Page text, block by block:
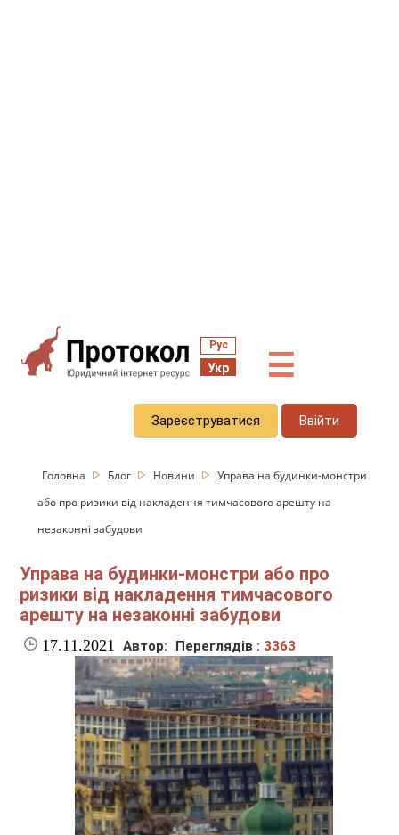
Рус
Укр ☰
Зареєструватися Ввійти
Головна Блог Новини
Управа на будинки-монстри
або про ризики від накладення тимчасового арешту на
незаконні забудови
Управа на будинки-монстри або про
ризики від накладення тимчасового
арешту на незаконні забудови
17.11.2021 Автор: Переглядів : 3363